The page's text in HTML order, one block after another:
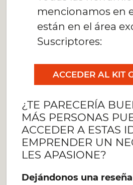
mencionamos en
están en el área
Suscriptores:
ACCEDER AL KIT
¿TE PARECERÍA
MÁS PERSONAS
ACCEDER A ESTAS
EMPRENDER UN
LES APASIONE?
Dejándonos una